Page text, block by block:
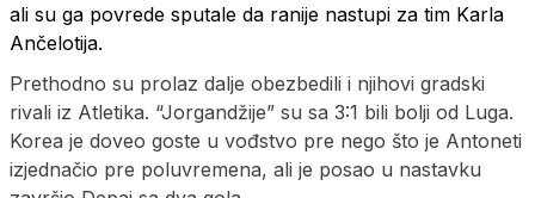
ali su ga povrede sputale da ranije nastupi za tim Karla
Ančelotija.
Prethodno su prolaz dalje obezbedili i njihovi gradski
rivali iz Atletika. “Jorgandžije” su sa 3:1 bili bolji od Luga.
Korea je doveo goste u vođstvo pre nego što je Antoneti
izjednačio pre poluvremena, ali je posao u nastavku